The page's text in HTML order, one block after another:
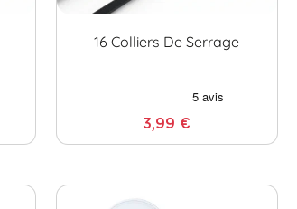
16 Colliers De Serrage
3,99 €